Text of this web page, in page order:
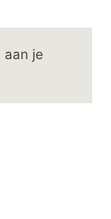
aan je